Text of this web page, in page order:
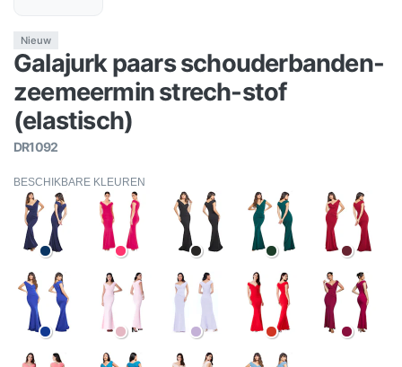
Nieuw
Galajurk paars schouderbanden-
zeemeermin strech-stof
(elastisch)
DR1092
BESCHIKBARE KLEUREN